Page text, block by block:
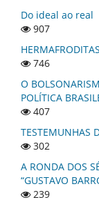
Do ideal ao real
907
746
O
POLÍTICA
407
TESTEMUNHAS
302
A RONDA DOS
“GUSTAVO
239